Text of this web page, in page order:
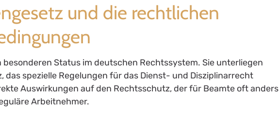
und die rechtlichen
besonderen Status im deutschen Rechtssystem. Sie unterliegen
das spezielle Regelungen für das Dienst- und Disziplinarrecht
Auswirkungen auf den Rechtsschutz, der für Beamte oft anders
Arbeitnehmer.